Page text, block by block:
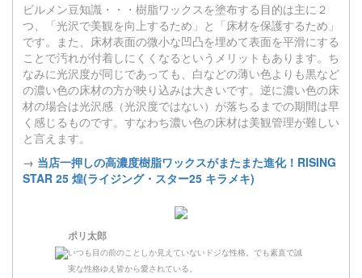
ビルメン豆知識・・・樹脂ワックスを塗布する目的は主に２
つ、「光沢で美観を向上するため」と「床材を保護するため」
です。また、床材表面の微小な凹凸を埋めて表面を平滑にする
ことで汚れが付着しにくくなるというメリットもあります。ち
なみに光沢度が同じであっても、白などの薄い色よりも黒など
の濃い色の床材の方が映り込みは大きいです。逆に濃い色の床
材の場合は光沢感（光沢度ではない）が落ちるまでの期間は早
く感じるものです。すなわち濃い色の床材は美観管理が難しい
と言えます。
→ 当店一押しの高濃度樹脂ワックスがまたまた進化！RISING
STAR 25 煌(ライジング・スター25 キラメキ)
ポリ太郎
いつも目の前のことしか見えていないドジな性格。でも素直で誠
実な性格ゆえ皆から愛されている。